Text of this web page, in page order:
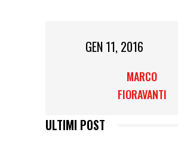
GEN 11, 2016
MARCO
FIORAVANTI
ULTIMI POST